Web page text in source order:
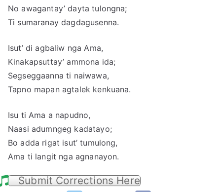
No awagantay’ dayta tulongna;
Ti sumaranay dagdagusenna.
Isut’ di agbaliw nga Ama,
Kinakapsuttay’ ammona ida;
Segseggaanna ti naiwawa,
Tapno mapan agtalek kenkuana.
Isu ti Ama a napudno,
Naasi adumngeg kadatayo;
Bo adda rigat isut’ tumulong,
Ama ti langit nga agnanayon.
Submit Corrections Here